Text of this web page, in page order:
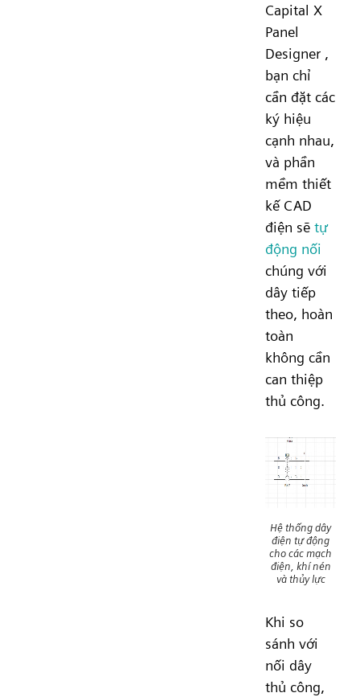
Capital X
Panel
Designer ,
bạn chỉ
cần đặt các
ký hiệu
cạnh nhau,
và phần
mềm thiết
kế CAD
điện sẽ tự
động nối
chúng với
dây tiếp
theo, hoàn
toàn
không cần
can thiệp
thủ công.
Hệ thống dây
điện tự động
cho các mạch
điện, khí nén
và thủy lực
Khi so
sánh với
nối dây
thủ công,